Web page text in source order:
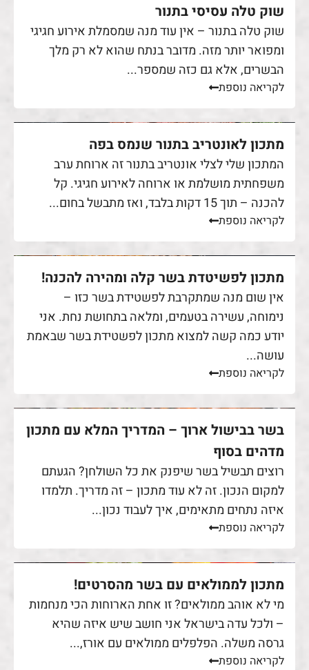
שוק טלה עסיסי בתנור
שוק טלה בתנור – אין עוד מנה שמסמלת אירוע חגיגי
ומפואר יותר מזה. מדובר בנתח שהוא לא רק מלך
הבשרים, אלא גם כזה שמספר...
לקריאה נוספת
מתכון לאונטריב בתנור שנמס בפה
המתכון שלי לצלי אונטריב בתנור זה ארוחת ערב
משפחתית מושלמת או ארוחה לאירוע חגיגי. קל
להכנה – תוך 15 דקות בלבד, ואז מתבשל בחום...
לקריאה נוספת
מתכון לפשיטדת בשר קלה ומהירה להכנה!
אין שום מנה שמתקרבת לפשטידת בשר כזו –
נימוחה, עשירה בטעמים, ומלאה בתחושת נחת. אני
יודע כמה קשה למצוא מתכון לפשטידת בשר שבאמת
עושה...
לקריאה נוספת
בשר בבישול ארוך – המדריך המלא עם מתכון
מדהים בסוף
רוצים תבשיל בשר שיפנק את כל השולחן? הגעתם
למקום הנכון. זה לא עוד מתכון – זה מדריך. תלמדו
איזה נתחים מתאימים, איך לעבוד נכון...
לקריאה נוספת
מתכון לממולאים עם בשר מהסרטים!
מי לא אוהב ממולאים? זו אחת הארוחות הכי מנחמות
– ולכל עדה בישראל אני חושב שיש איזה שהיא
גרסה משלה. הפלפלים ממולאים עם אורז,...
לקריאה נוספת